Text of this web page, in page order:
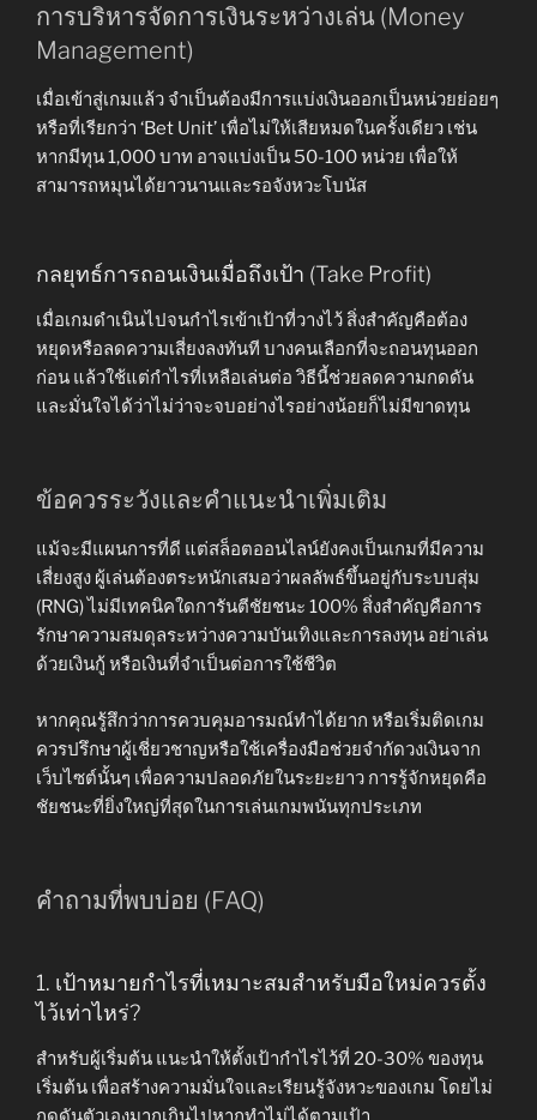
การบริหารจัดการเงินระหว่างเล่น (Money
Management)
เมื่อเข้าสู่เกมแล้ว จำเป็นต้องมีการแบ่งเงินออกเป็นหน่วยย่อยๆ
หรือที่เรียกว่า ‘Bet Unit’ เพื่อไม่ให้เสียหมดในครั้งเดียว เช่น
หากมีทุน 1,000 บาท อาจแบ่งเป็น 50-100 หน่วย เพื่อให้
สามารถหมุนได้ยาวนานและรอจังหวะโบนัส
กลยุทธ์การถอนเงินเมื่อถึงเป้า (Take Profit)
เมื่อเกมดำเนินไปจนกำไรเข้าเป้าที่วางไว้ สิ่งสำคัญคือต้อง
หยุดหรือลดความเสี่ยงลงทันที บางคนเลือกที่จะถอนทุนออก
ก่อน แล้วใช้แต่กำไรที่เหลือเล่นต่อ วิธีนี้ช่วยลดความกดดัน
และมั่นใจได้ว่าไม่ว่าจะจบอย่างไรอย่างน้อยก็ไม่มีขาดทุน
ข้อควรระวังและคำแนะนำเพิ่มเติม
แม้จะมีแผนการที่ดี แต่สล็อตออนไลน์ยังคงเป็นเกมที่มีความ
เสี่ยงสูง ผู้เล่นต้องตระหนักเสมอว่าผลลัพธ์ขึ้นอยู่กับระบบสุ่ม
(RNG) ไม่มีเทคนิคใดการันตีชัยชนะ 100% สิ่งสำคัญคือการ
รักษาความสมดุลระหว่างความบันเทิงและการลงทุน อย่าเล่น
ด้วยเงินกู้ หรือเงินที่จำเป็นต่อการใช้ชีวิต
หากคุณรู้สึกว่าการควบคุมอารมณ์ทำได้ยาก หรือเริ่มติดเกม
ควรปรึกษาผู้เชี่ยวชาญหรือใช้เครื่องมือช่วยจำกัดวงเงินจาก
เว็บไซต์นั้นๆ เพื่อความปลอดภัยในระยะยาว การรู้จักหยุดคือ
ชัยชนะที่ยิ่งใหญ่ที่สุดในการเล่นเกมพนันทุกประเภท
คำถามที่พบบ่อย (FAQ)
1. เป้าหมายกำไรที่เหมาะสมสำหรับมือใหม่ควรตั้ง
ไว้เท่าไหร่?
สำหรับผู้เริ่มต้น แนะนำให้ตั้งเป้ากำไรไว้ที่ 20-30% ของทุน
เริ่มต้น เพื่อสร้างความมั่นใจและเรียนรู้จังหวะของเกม โดยไม่